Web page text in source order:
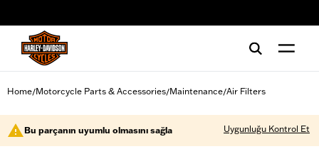
Home/Motorcycle Parts & Accessories/Maintenance/Air Filters
Bu parçanın uyumlu olmasını sağla Uygunluğu Kontrol Et